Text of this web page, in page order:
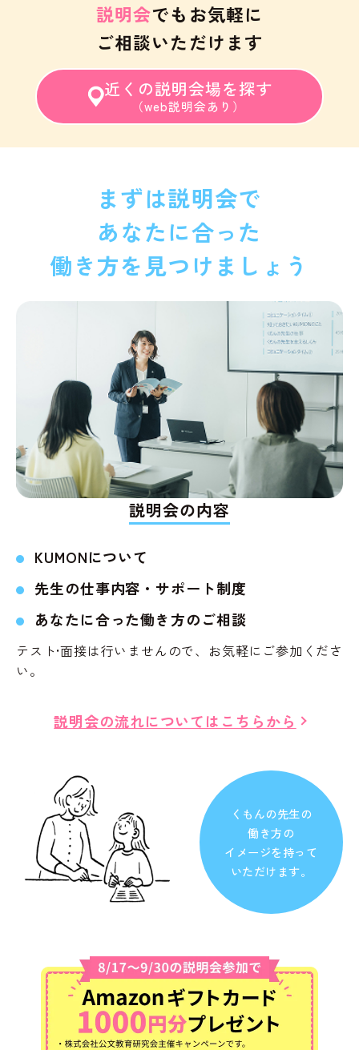
説明会でもお気軽に
ご相談いただけます
近くの説明会場を探す
（web説明会あり）
まずは説明会で
あなたに合った
働き方を見つけましょう
説明会の内容
KUMONについて
先生の仕事内容・サポート制度
あなたに合った働き方のご相談
テスト•面接は行いませんので、お気軽にご参加くださ
い。
説明会の流れについてはこちらから
くもんの先生の
働き方の
イメージを持って
いただけます。
（web説明会あり）